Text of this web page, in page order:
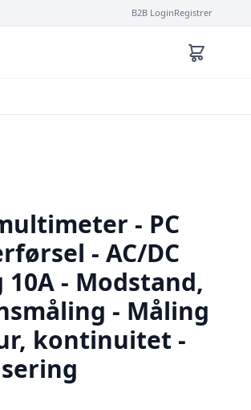
B2B LoginRegistrer
- PC
- AC/DC
- Modstand,
- Måling
kontinuitet -